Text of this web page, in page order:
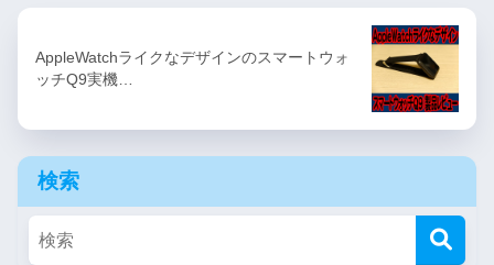
AppleWatchライクなデザインのスマートウォ
ッチQ9実機…
検索